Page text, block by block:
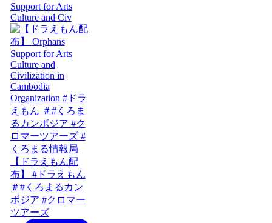
Support for Arts
Culture and Civ
【ドラえもん配
布】 #ドラえもん
＃#くろまるカン
ボジア #クロマー
ツアーズ